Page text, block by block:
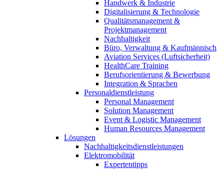
Handwerk & Industrie
Digitalisierung & Technologie
Qualitätsmanagement &
Projektmanagement
Nachhaltigkeit
Büro, Verwaltung & Kaufmännisch
Aviation Services (Luftsicherheit)
HealthCare Training
Berufsorientierung & Bewerbung
Integration & Sprachen
Personaldienstleistung
Personal Management
Solution Management
Event & Logistic Management
Human Resources Management
Lösungen
Nachhaltigkeitsdienstleistungen
Elektromobilität
Expertentipps